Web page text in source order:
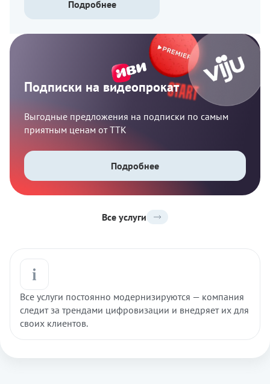
Подробнее
Подписки на видеопрокат
Выгодные предложения на подписки по самым
приятным ценам от ТТК
Подробнее
Все услуги
Все услуги постоянно модернизируются — компания
следит за трендами цифровизации и внедряет их для
своих клиентов.